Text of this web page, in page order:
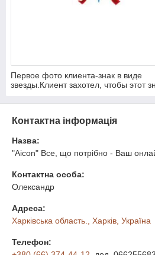
Первое фото клиента-знак в виде
звезды.Клиент захотел, чтобы этот
Контактна інформація
Назва:
"Aicon" Все, що потрібно - Ваш
Контактна особа:
Олександр
Адреса:
Харківська область., Харків, Україна
Телефон: